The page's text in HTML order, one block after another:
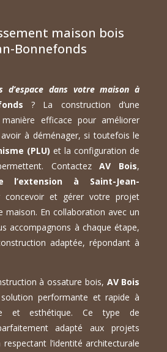
maison bois
Bonnefonds
d’espace dans votre maison à
? La construction d’une
efficace pour améliorer
à déménager, si toutefois le
(PLU) et la configuration de
ContactezAV Bois,
l’extension à Saint-Jean-
concevoir et gérer votre projet
maison. En collaboration avec un
accompagnons à chaque étape,
adaptée, répondant à
à ossature bois, AV Bois
performante et rapide à
et esthétique. Ce type de
adapté aux projets
l’identité architecturale